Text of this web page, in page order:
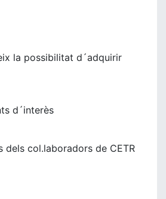
la possibilitat d´adquirir
d´interès
dels col.laboradors de CETR